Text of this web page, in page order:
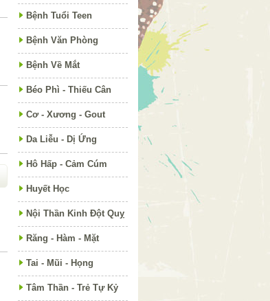
Bệnh Tuổi Teen
Bệnh Văn Phòng
Bệnh Về Mắt
Béo Phì - Thiếu Cân
Cơ - Xương - Gout
Da Liễu - Dị Ứng
Hô Hấp - Cảm Cúm
Huyết Học
Nội Thần Kinh Đột Quỵ
Răng - Hàm - Mặt
Tai - Mũi - Họng
Tâm Thần - Trẻ Tự Kỷ